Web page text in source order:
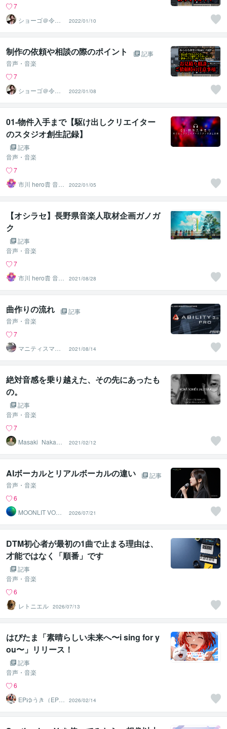
7
ショーゴ＠令和
歌謡・CityPop作
曲家
2022/01/10
制作の依頼や相談の際のポイント
記事
音声・音楽
7
ショーゴ＠令和
歌謡・CityPop作
曲家
2022/01/08
01-物件入手まで【駆け出しクリエイター
のスタジオ創生記録】
記事
音声・音楽
7
市川 hero貴 音楽
クリエイター
2022/01/05
【オシラセ】長野県音楽人取材企画ガノガ
ク
記事
音声・音楽
7
市川 hero貴 音楽
クリエイター
2021/08/28
曲作りの流れ
記事
音声・音楽
7
マニティスマニ
2021/08/14
絶対音感を乗り越えた、その先にあったも
の。
記事
音声・音楽
7
Masaki_Nakaga
2021/02/12
AIボーカルとリアルボーカルの違い
記事
音声・音楽
6
MOONLIT VOX
2026/07/21
DTM初心者が最初の1曲で止まる理由は、
才能ではなく「順番」です
記事
音声・音楽
6
レトニエル 2026/07/13
はぴたま「素晴らしい未来へ〜i sing for y
ou〜」リリース！
記事
音声・音楽
6
EPゆうき（EPミ
ュージックラ
ボ）
2026/02/14